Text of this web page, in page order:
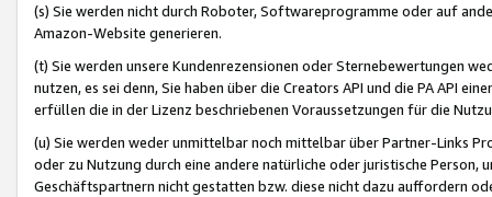
(s) Sie werden nicht durch Roboter, Softwareprogramme oder auf
Amazon-Website generieren.
(t) Sie werden unsere Kundenrezensionen oder Sternebewertungen
nutzen, es sei denn, Sie haben über die Creators API und die PA API
erfüllen die in der Lizenz beschriebenen Voraussetzungen für die
(u) Sie werden weder unmittelbar noch mittelbar über Partner-Links
oder zu Nutzung durch eine andere natürliche oder juristische
Geschäftspartnern nicht gestatten bzw. diese nicht dazu auffordern